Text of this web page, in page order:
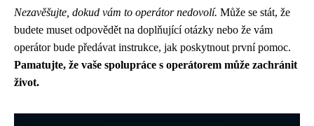
Nezavěšujte, dokud vám to operátor nedovolí. Může se stát, že
budete muset odpovědět na doplňující otázky nebo že vám
operátor bude předávat instrukce, jak poskytnout první pomoc.
Pamatujte, že vaše spolupráce s operátorem může zachránit
život.